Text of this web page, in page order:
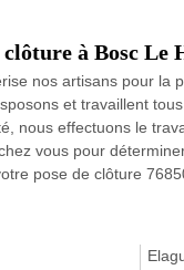
à Bosc Le
nos artisans pour
et travaillent
nous effectuons le
vous pour
pose de clôture